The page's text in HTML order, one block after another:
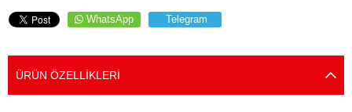
WhatsApp Telegram
ÜRÜN ÖZELLIKLERI